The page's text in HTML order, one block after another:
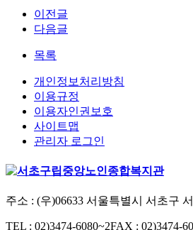
이전글
다음글
목록
개인정보처리방침
이용규정
이용자인권보호
사이트맵
관리자 로그인
주소 : (우)06633 서울특별시 서초구
TEL : 02)3474-6080~2FAX : 02)3474-